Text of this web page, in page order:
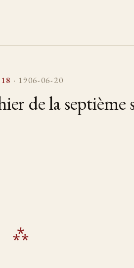
· 1906-06-20
de la septième